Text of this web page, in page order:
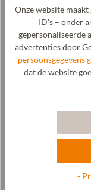
bijzonder robuust
comfortabele clog
vertrouwde
mee samenwerken.
Fabrikant: Gottstein
Onze website
ID's – onder
gepersonaliseerde
advertenties door
persoonsgegevens
dat de website
-